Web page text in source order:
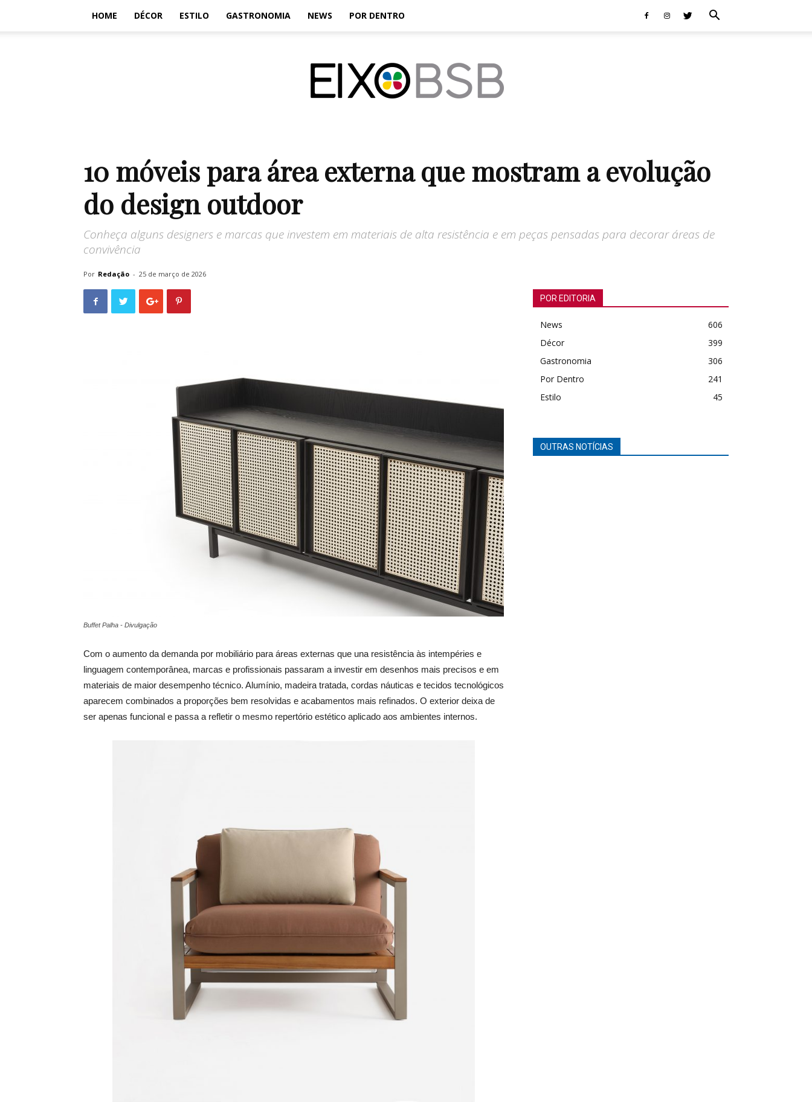
HOME DÉCOR ESTILO GASTRONOMIA NEWS POR DENTRO
10 móveis para área externa que mostram a evolução
do design outdoor
Conheça alguns designers e marcas que investem em materiais de alta resistência e em peças pensadas para decorar áreas de
convivência
Por Redação - 25 de março de 2026
Buffet Palha - Divulgação
Com o aumento da demanda por mobiliário para áreas externas que una resistência às intempéries e
linguagem contemporânea, marcas e profissionais passaram a investir em desenhos mais precisos e em
materiais de maior desempenho técnico. Alumínio, madeira tratada, cordas náuticas e tecidos tecnológicos
aparecem combinados a proporções bem resolvidas e acabamentos mais refinados. O exterior deixa de
ser apenas funcional e passa a refletir o mesmo repertório estético aplicado aos ambientes internos.
POR EDITORIA
News
606
Décor
399
Gastronomia
306
Por Dentro
241
Estilo
45
OUTRAS NOTÍCIAS